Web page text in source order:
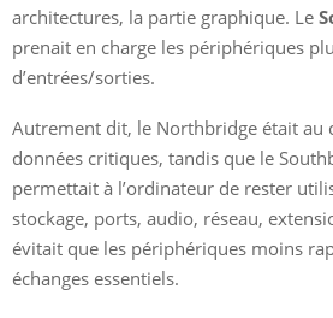
architectures, la partie graphique. Le
prenait en charge les périphériques
d’entrées/sorties.
Autrement dit, le Northbridge était
données critiques, tandis que le
permettait à l’ordinateur de rester
stockage, ports, audio, réseau,
évitait que les périphériques moins
échanges essentiels.